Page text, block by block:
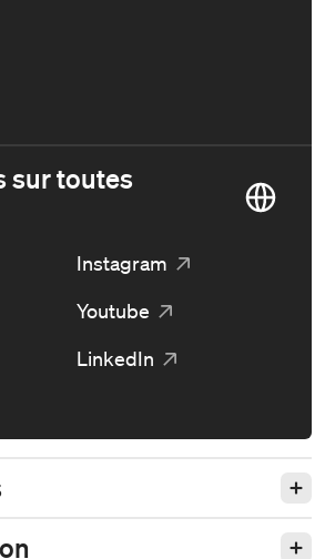
sur toutes
Instagram
Youtube
LinkedIn